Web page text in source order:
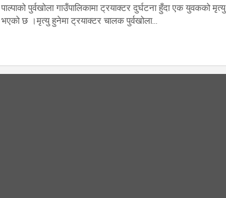
पाल्पाको पुर्वखोला गाउँपालिकामा ट्रयाक्टर दुर्घटना हुँदा एक युवकको मृत्यु
भएको छ ।मृत्यु हुनेमा ट्रयाक्टर चालक पुर्वखोला…